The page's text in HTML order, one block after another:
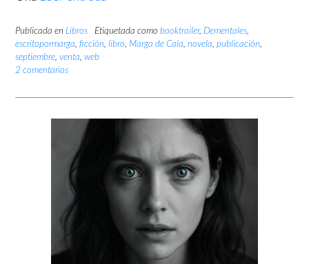
Publicada en Libros Etiquetada como booktrailer, Dementales
escritopormarga ficción libro Marga de Cala novela publicación
septiembre venta web
2 comentarios